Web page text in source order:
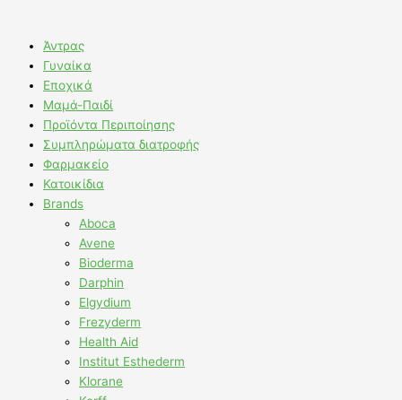
Άντρας
Γυναίκα
Εποχικά
Μαμά-Παιδί
Προϊόντα Περιποίησης
Συμπληρώματα διατροφής
Φαρμακείο
Κατοικίδια
Brands
Aboca
Avene
Bioderma
Darphin
Elgydium
Frezyderm
Health Aid
Institut Esthederm
Klorane